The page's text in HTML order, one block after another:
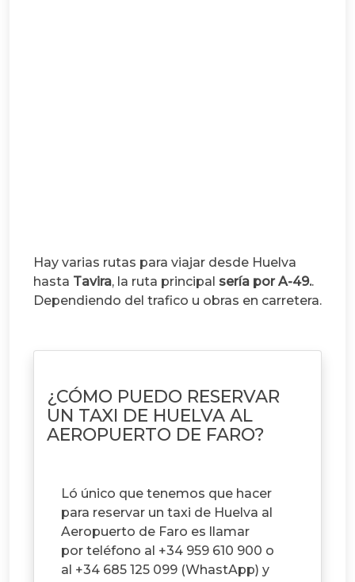
Hay varias rutas para viajar desde Huelva
hasta Tavira, la ruta principal sería por A-49..
Dependiendo del trafico u obras en carretera.
¿CÓMO PUEDO RESERVAR
UN TAXI DE HUELVA AL
AEROPUERTO DE FARO?
Ló único que tenemos que hacer
para reservar un taxi de Huelva al
Aeropuerto de Faro es llamar
por teléfono al +34 959 610 900 o
al +34 685 125 099 (WhastApp) y